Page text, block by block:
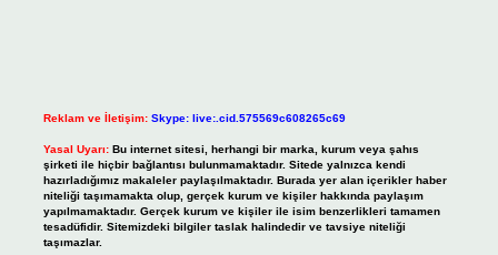
Reklam ve İletişim: Skype: live:.cid.575569c608265c69
Yasal Uyarı: Bu internet sitesi, herhangi bir marka, kurum veya şahıs
şirketi ile hiçbir bağlantısı bulunmamaktadır. Sitede yalnızca kendi
hazırladığımız makaleler paylaşılmaktadır. Burada yer alan içerikler haber
niteliği taşımamakta olup, gerçek kurum ve kişiler hakkında paylaşım
yapılmamaktadır. Gerçek kurum ve kişiler ile isim benzerlikleri tamamen
tesadüfidir. Sitemizdeki bilgiler taslak halindedir ve tavsiye niteliği
taşımazlar.